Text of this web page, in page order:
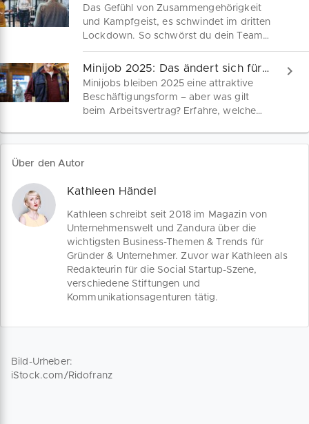
Das Gefühl von Zusammengehörigkeit
und Kampfgeist, es schwindet im dritten
Lockdown. So schwörst du dein Team
trotzdem auf den Krisenendspurt ein.
"Harte Zeiten" stehen bevor, wer wüsste
das nicht längst, "bis Ostern". Wann war
Ostern noch mal? Trotz
Erschöpfungserscheinungen unter
es jetzt, nicht minder entschlossen zu
führen.
Minijob 2025: Das ändert sich für dich!
Minijobs bleiben 2025 eine attraktive
Beschäftigungsform – aber was gilt
beim Arbeitsvertrag? Erfahre, welche
bietet!
Über den Autor
Kathleen Händel
Kathleen schreibt seit 2018 im Magazin von
Unternehmenswelt und Zandura über die
wichtigsten Business-Themen & Trends für
Gründer & Unternehmer. Zuvor war Kathleen als
Redakteurin für die Social Startup-Szene,
verschiedene Stiftungen und
Kommunikationsagenturen tätig.
Bild-Urheber:
iStock.com/Ridofranz